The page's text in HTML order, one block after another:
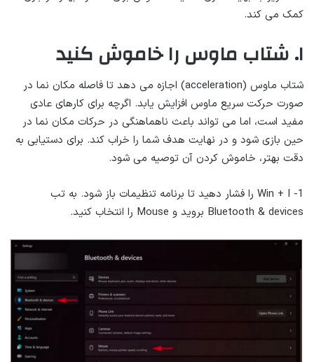
کمک می کند.
۱. شتاب ماوس را خاموش کنید
شتاب ماوس (acceleration) اجازه می دهد تا فاصله مکان نما در
صورت حرکت سریع ماوس افزایش یابد. اگرچه برای کارهای عادی
مفید است، اما می تواند باعث ناهماهنگی در حرکات مکان نما در
حین بازی شود و در نهایت هدف شما را خراب کند. برای دستیابی به
دقت بهتر، خاموش کردن آن توصیه می شود.
Win + I -1 را فشار دهید تا برنامه تنظیمات باز شود. به تب
Bluetooth & devices بروید و Mouse را انتخاب کنید.